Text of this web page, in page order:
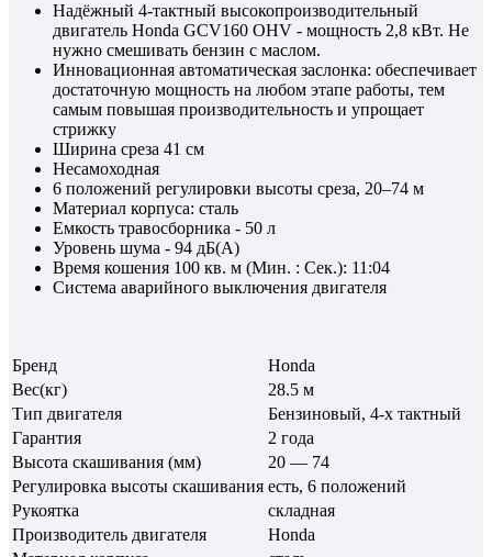
Надёжный 4-тактный высокопроизводительный
двигатель Honda GCV160 OHV - мощность 2,8 кВт. Не
нужно смешивать бензин с маслом.
Инновационная автоматическая заслонка: обеспечивает
достаточную мощность на любом этапе работы, тем
самым повышая производительность и упрощает
стрижку
Ширина среза 41 см
Несамоходная
6 положений регулировки высоты среза, 20–74 м
Материал корпуса: сталь
Емкость травосборника - 50 л
Уровень шума - 94 дБ(А)
Время кошения 100 кв. м (Мин. : Сек.): 11:04
Система аварийного выключения двигателя
Бренд
Honda
Вес(кг)
28.5 м
Тип двигателя
Бензиновый, 4-х тактный
Гарантия
2 года
Высота скашивания (мм)
20 — 74
Регулировка высоты скашивания есть, 6 положений
Рукоятка
складная
Производитель двигателя
Honda